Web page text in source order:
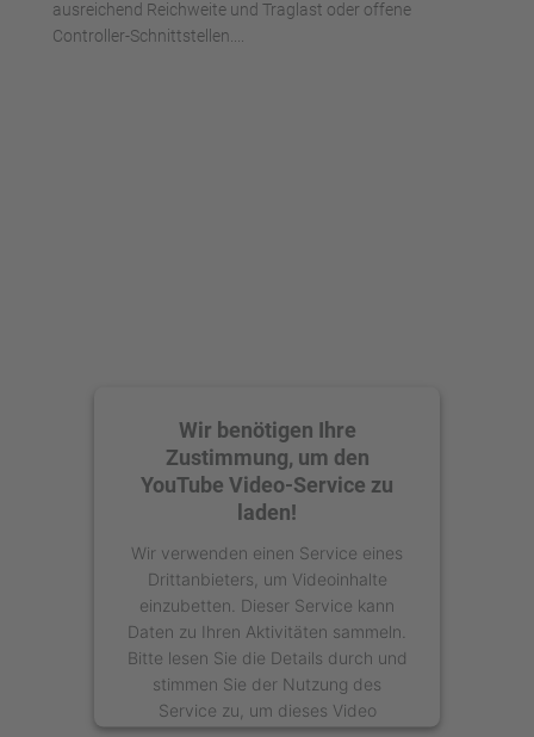
ausreichend Reichweite und Traglast oder offene
Controller-Schnittstellen....
Wir benötigen Ihre
Zustimmung, um den
YouTube Video-Service zu
laden!
Wir verwenden einen Service eines
Drittanbieters, um Videoinhalte
einzubetten. Dieser Service kann
Daten zu Ihren Aktivitäten sammeln.
Bitte lesen Sie die Details durch und
stimmen Sie der Nutzung des
Service zu, um dieses Video